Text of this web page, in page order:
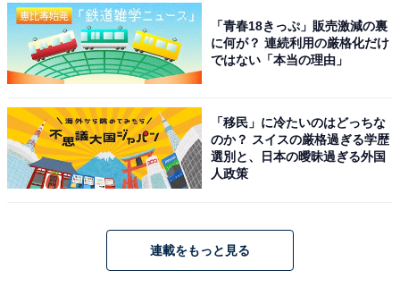
「青春18きっぷ」販売激減の裏
に何が？ 連続利用の厳格化だけ
ではない「本当の理由」
「移民」に冷たいのはどっちな
のか？ スイスの厳格過ぎる学歴
選別と、日本の曖昧過ぎる外国
人政策
連載をもっと見る